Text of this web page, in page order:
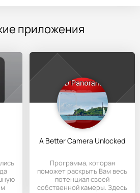
приложения
A Better Camera Unlocked
Программа, которая
поможет раскрыть Вам весь
потенциал своей
собственной камеры. Здесь